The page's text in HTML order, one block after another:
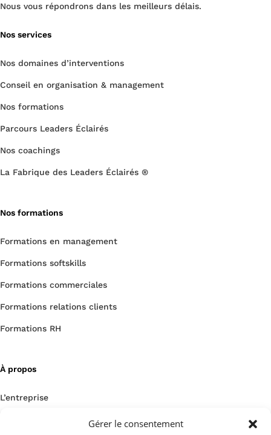
Gérer le consentement
Nous vous répondrons dans les meilleurs délais.
Nos services
Nos domaines d’interventions
Conseil en organisation & management
Nos formations
Parcours Leaders Éclairés
Nos coachings
La Fabrique des Leaders Éclairés ®
Nos formations
Formations en management
Formations softskills
Formations commerciales
Formations relations clients
Formations RH
À propos
L’entreprise
Un projet ? Contactez-nous !